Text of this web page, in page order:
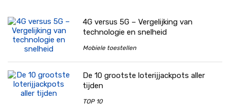
4G versus 5G – Vergelijking van
technologie en snelheid
Mobiele toestellen
De 10 grootste loterijjackpots aller
tijden
TOP 10